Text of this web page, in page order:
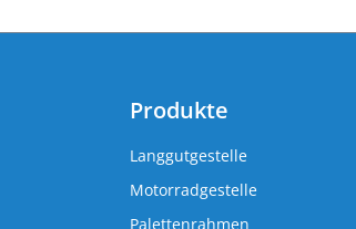
Produkte
Langgutgestelle
Motorradgestelle
Palettenrahmen